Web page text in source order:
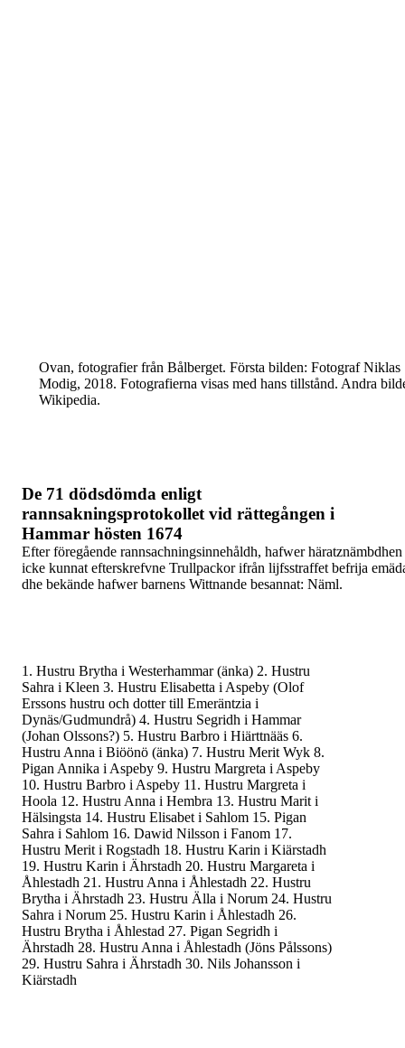
Ovan, fotografier från Bålberget. Första bilden: Fotograf Niklas
Modig, 2018. Fotografierna visas med hans tillstånd. Andra
Wikipedia.
De 71 dödsdömda enligt
rannsakningsprotokollet vid rättegången i
Hammar hösten 1674
Efter föregående rannsachningsinnehåldh, hafwerhäratznämbdhen
icke kunnat efterskrefvne Trullpackorifrån lijfsstraffet befrija
dhe bekände hafwerbarnens Wittnande besannat: Näml.
1. Hustru Brytha i Westerhammar (änka) 2. Hustru
Sahra i Kleen 3. Hustru Elisabetta i Aspeby (Olof
Erssons hustru och dotter till Emeräntzia i
Dynäs/Gudmundrå) 4. Hustru Segridh i Hammar
(Johan Olssons?) 5. Hustru Barbro i Hiärttnääs 6.
Hustru Anna i Biöönö (änka) 7. Hustru Merit Wyk 8.
Pigan Annika i Aspeby 9. Hustru Margreta i Aspeby
10. Hustru Barbro i Aspeby 11. Hustru Margreta i
Hoola 12. Hustru Anna i Hembra 13. Hustru Marit i
Hälsingsta 14. Hustru Elisabet i Sahlom 15. Pigan
Sahra i Sahlom 16. Dawid Nilsson i Fanom 17.
Hustru Merit i Rogstadh 18. Hustru Karin i Kiärstadh
19. Hustru Karin i Ährstadh 20. Hustru Margareta i
Åhlestadh 21. Hustru Anna i Åhlestadh 22. Hustru
Brytha i Ährstadh 23. Hustru Älla i Norum 24. Hustru
Sahra i Norum 25. Hustru Karin i Åhlestadh 26.
Hustru Brytha i Åhlestad 27. Pigan Segridh i
Ährstadh 28. Hustru Anna i Åhlestadh (Jöns Pålssons)
29. Hustru Sahra i Ährstadh 30. Nils Johansson i
Kiärstadh